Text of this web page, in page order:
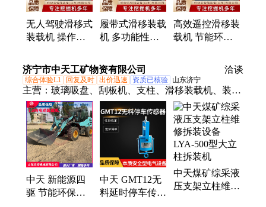
挖掘机、园林柴油小挖机、多功能柴油挖掘一体机、
农用挖掘机、无人遥控挖掘机、智能破拆机器人
无人驾驶滑移式
装载机 操作简
节能环保 蚂蚁
云
履带式滑移装载
机 多功能性优
环保要求 蚂蚁
云
高效遥控滑移装
载机 节能环保
省燃油 蚂蚁云
济宁市中天工矿物资有限公司 洽谈
综合体验L1 回复及时 出价迅速 资质已核验 山东济宁
主营： 玻璃吸盘、刮板机、支柱、滑移装载机、装载
机、绞车、传感器、喷浆机、喷涂机、拆缸机、柴油
机水泵、乳化液泵站、氢氧化钙、订扣机、液压扳
手、真空泵、电缆夹板、闸瓦、滤液泵、试验台、气
动绞车、变压器、移动变电站
中天 新能源四
驱 节能环保纯
中天 GMT12无
料延时停车传感
中天煤矿综采液
压支架立柱维修